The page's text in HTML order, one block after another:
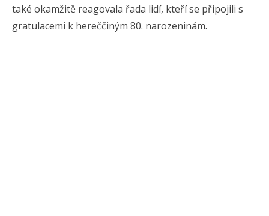
také okamžitě reagovala řada lidí, kteří se připojili s
gratulacemi k hereččiným 80. narozeninám.